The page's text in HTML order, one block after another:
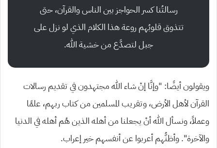
رسالتُنا كسر الحواجز بين الناس والقرآن، حتى
تتذوق قلوبُهم روعة هذا الكلام الذي لو نزل على
جبل لتصدَّع من خشية الله.
ويقولون أيضًا: “وإنَّا إنْ شاء الله مجتهدون في تقديم رسالات
القرآن لأهل الأرض، وتقريب المسلمين من كتاب ربهم، علمًا
وعملاً، ونسأل الله أنْ يجعلنا من أهله الذين هُم أهله في الدنيا
والآخرة”. وأظنُّهم أعربوا عن أنفسهم خير إعراب.